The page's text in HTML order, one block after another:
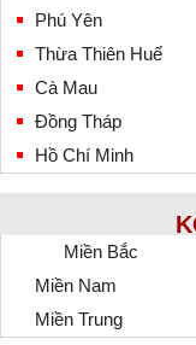
Phú Yên
Thừa Thiên Huế
Cà Mau
Đồng Tháp
Hồ Chí Minh
Miền Bắc
Miền Nam
Miền Trung